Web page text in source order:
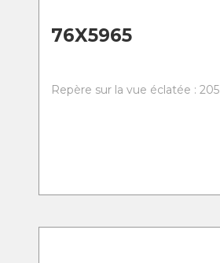
76X5965
Repère sur la vue éclatée : 205